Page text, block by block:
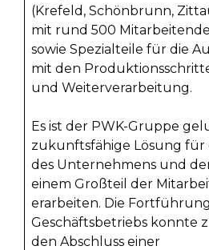
(Krefeld, Schönbrunn,
mit rund 500
sowie Spezialteile für die
mit den
und Weiterverarbeitung.
Es ist der PWK-Gruppe
zukunftsfähige Lösung
des Unternehmens und
einem Großteil der
erarbeiten. Die
Geschäftsbetriebs konnte
den Abschluss einer